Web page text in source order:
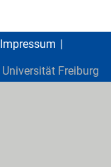
Impressum
Universität Freiburg